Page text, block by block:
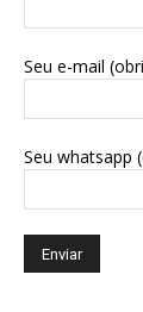
Seu e-mail
Seu whatsapp